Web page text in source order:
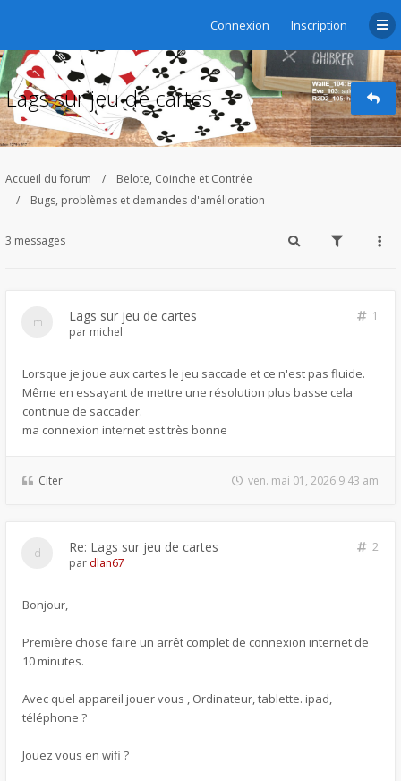
Connexion Inscription
Lags sur jeu de cartes
Accueil du forum
Belote, Coinche et Contrée
Bugs, problèmes et demandes d'amélioration
3 messages
Lags sur jeu de cartes
1
par michel
Lorsque je joue aux cartes le jeu saccade et ce n'est pas fluide.
Même en essayant de mettre une résolution plus basse cela
continue de saccader.
ma connexion internet est très bonne
Citer ven. mai 01, 2026 9:43 am
Re: Lags sur jeu de cartes
2
par dlan67
Bonjour,
Première chose faire un arrêt complet de connexion internet de
10 minutes.
Avec quel appareil jouer vous , Ordinateur, tablette. ipad,
téléphone ?
Jouez vous en wifi ?